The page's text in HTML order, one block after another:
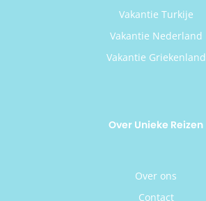
Vakantie Turkije
Vakantie Nederland
Vakantie Griekenland
Over Unieke Reizen
Over ons
Contact